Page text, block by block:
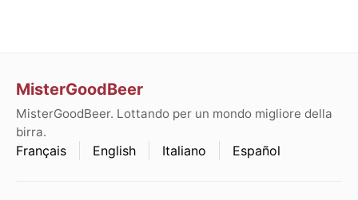
MisterGoodBeer
MisterGoodBeer. Lottando per un mondo migliore della
birra.
Français English Italiano Español